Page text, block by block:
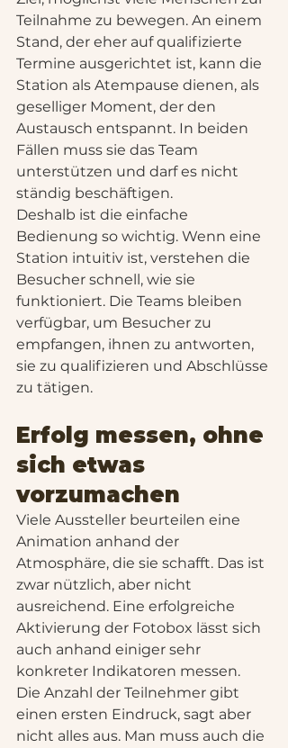
Teilnahme zu bewegen. An einem
Stand, der eher auf qualifizierte
Termine ausgerichtet ist, kann die
Station als Atempause dienen, als
geselliger Moment, der den
Austausch entspannt. In beiden
Fällen muss sie das Team
unterstützen und darf es nicht
ständig beschäftigen.
Deshalb ist die einfache
Bedienung so wichtig. Wenn eine
Station intuitiv ist, verstehen die
Besucher schnell, wie sie
funktioniert. Die Teams bleiben
verfügbar, um Besucher zu
empfangen, ihnen zu antworten,
sie zu qualifizieren und Abschlüsse
zu tätigen.
Erfolg messen, ohne
sich etwas
vorzumachen
Viele Aussteller beurteilen eine
Animation anhand der
Atmosphäre, die sie schafft. Das ist
zwar nützlich, aber nicht
ausreichend. Eine erfolgreiche
Aktivierung der Fotobox lässt sich
auch anhand einiger sehr
konkreter Indikatoren messen.
Die Anzahl der Teilnehmer gibt
einen ersten Eindruck, sagt aber
nicht alles aus. Man muss auch die